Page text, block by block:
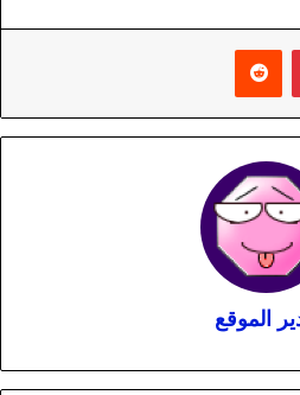
بينتيريست
الموقع